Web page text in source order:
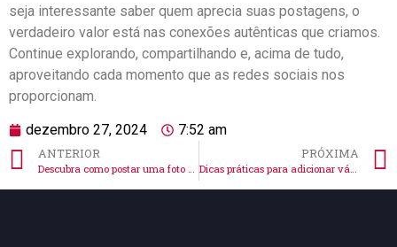
seja ⁤interessante⁤ saber quem aprecia suas postagens, o
verdadeiro ⁤valor ⁤está⁤ nas conexões autênticas que criamos.⁣
Continue explorando, compartilhando e, acima de tudo,
aproveitando cada momento que as redes sociais nos
proporcionam.
dezembro 27, 2024 7:52 am
ANTERIOR PRÓXIMA